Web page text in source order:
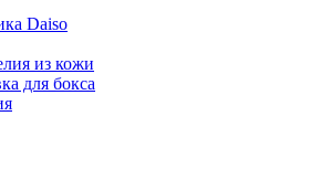
Daiso
из кожи
для бокса